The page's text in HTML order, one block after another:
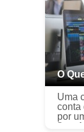
O
Uma
conta
por
fixa.